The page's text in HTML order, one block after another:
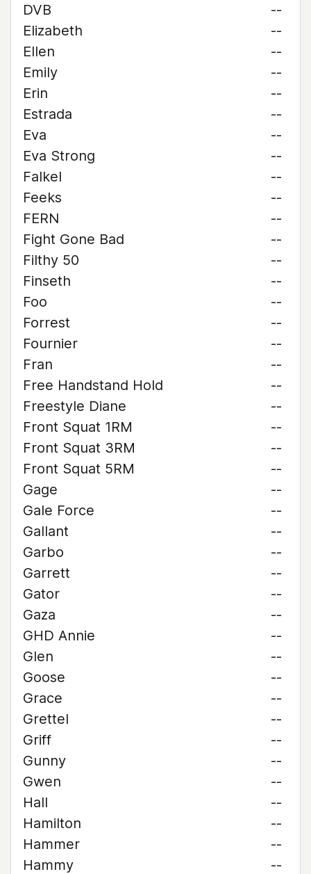
DVB
--
Elizabeth
--
Ellen
--
Emily
--
Erin
--
Estrada
--
Eva
--
Eva Strong
--
Falkel
--
Feeks
--
FERN
--
Fight Gone Bad
--
Filthy 50
--
Finseth
--
Foo
--
Forrest
--
Fournier
--
Fran
--
Free Handstand Hold
--
Freestyle Diane
--
Front Squat 1RM
--
Front Squat 3RM
--
Front Squat 5RM
--
Gage
--
Gale Force
--
Gallant
--
Garbo
--
Garrett
--
Gator
--
Gaza
--
GHD Annie
--
Glen
--
Goose
--
Grace
--
Grettel
--
Griff
--
Gunny
--
Gwen
--
Hall
--
Hamilton
--
Hammer
--
Hammy
--